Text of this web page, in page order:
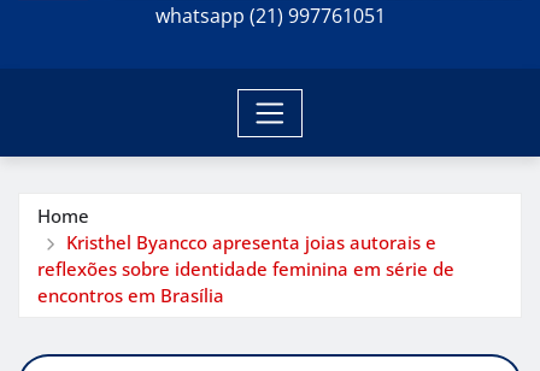
whatsapp (21) 997761051
Home
Kristhel Byancco apresenta joias autorais e
reflexões sobre identidade feminina em série de
encontros em Brasília